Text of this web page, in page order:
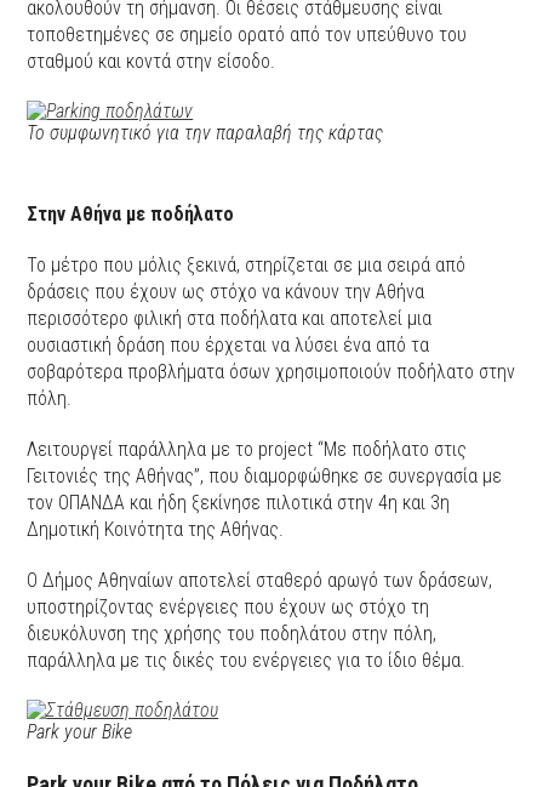
ακολουθούν τη σήμανση. Οι θέσεις στάθμευσης είναι
τοποθετημένες σε σημείο ορατό από τον υπεύθυνο του
σταθμού και κοντά στην είσοδο.
Το συμφωνητικό για την παραλαβή της κάρτας
Στην Αθήνα με ποδήλατο
Το μέτρο που μόλις ξεκινά, στηρίζεται σε μια σειρά από
δράσεις που έχουν ως στόχο να κάνουν την Αθήνα
περισσότερο φιλική στα ποδήλατα και αποτελεί μια
ουσιαστική δράση που έρχεται να λύσει ένα από τα
σοβαρότερα προβλήματα όσων χρησιμοποιούν ποδήλατο στην
πόλη.
Λειτουργεί παράλληλα με το project “Με ποδήλατο στις
Γειτονιές της Αθήνας”, που διαμορφώθηκε σε συνεργασία με
τον ΟΠΑΝΔΑ και ήδη ξεκίνησε πιλοτικά στην 4η και 3η
Δημοτική Κοινότητα της Αθήνας.
Ο Δήμος Αθηναίων αποτελεί σταθερό αρωγό των δράσεων,
υποστηρίζοντας ενέργειες που έχουν ως στόχο τη
διευκόλυνση της χρήσης του ποδηλάτου στην πόλη,
παράλληλα με τις δικές του ενέργειες για το ίδιο θέμα.
Park your Bike